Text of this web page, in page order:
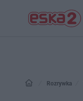
Rozrywka